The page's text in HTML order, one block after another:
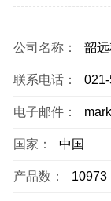
公司名称： 韶
联系电话：
电子邮件：
国家： 中国
产品数： 10973